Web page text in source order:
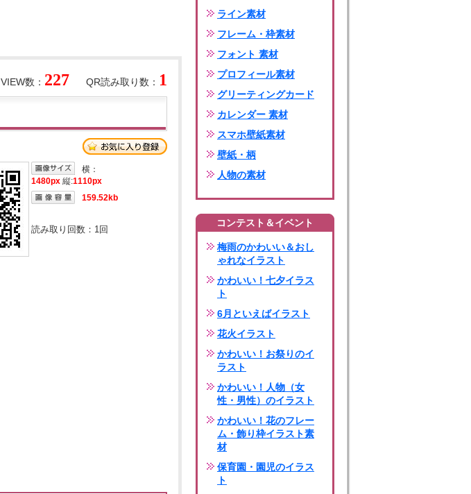
QR読み取り数： 1
VIEW数： 227
横：
1480px 縦:1110px
159.52kb
読み取り回数： 1回
ライン素材
フレーム・枠素材
フォント 素材
プロフィール素材
グリーティングカード
カレンダー 素材
スマホ壁紙素材
壁紙・柄
人物の素材
コンテスト＆イベント
梅雨のかわいい＆おし
ゃれなイラスト
かわいい！七夕イラス
ト
6月といえばイラスト
花火イラスト
かわいい！お祭りのイ
ラスト
かわいい！人物（女
性・男性）のイラスト
かわいい！花のフレー
ム・飾り枠イラスト素
材
保育園・園児のイラス
ト